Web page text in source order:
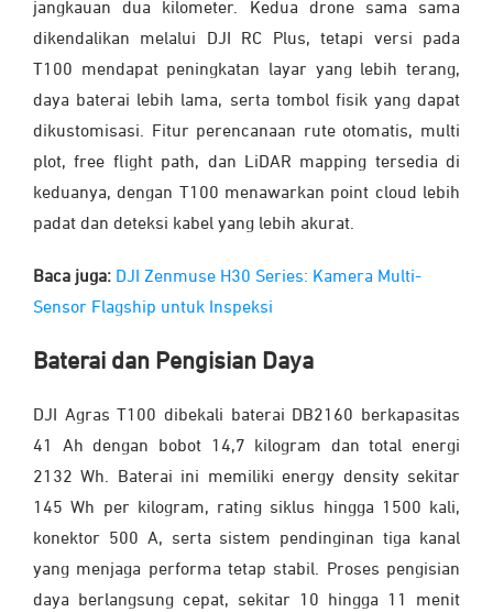
jangkauan dua kilometer. Kedua drone sama sama
dikendalikan melalui DJI RC Plus, tetapi versi pada
T100 mendapat peningkatan layar yang lebih terang,
daya baterai lebih lama, serta tombol fisik yang dapat
dikustomisasi. Fitur perencanaan rute otomatis, multi
plot, free flight path, dan LiDAR mapping tersedia di
keduanya, dengan T100 menawarkan point cloud lebih
padat dan deteksi kabel yang lebih akurat.
Baca juga: DJI Zenmuse H30 Series: Kamera Multi-
Sensor Flagship untuk Inspeksi
Baterai dan Pengisian Daya
DJI Agras T100 dibekali baterai DB2160 berkapasitas
41 Ah dengan bobot 14,7 kilogram dan total energi
2132 Wh. Baterai ini memiliki energy density sekitar
145 Wh per kilogram, rating siklus hingga 1500 kali,
konektor 500 A, serta sistem pendinginan tiga kanal
yang menjaga performa tetap stabil. Proses pengisian
daya berlangsung cepat, sekitar 10 hingga 11 menit